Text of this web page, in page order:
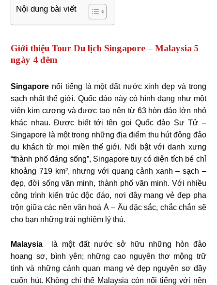
Nội dung bài viết
Giới thiệu Tour Du lịch Singapore – Malaysia 5
ngày 4 đêm
Singapore nổi tiếng là một đất nước xinh đẹp và trong
sạch nhất thế giới. Quốc đảo này có hình dạng như một
viên kim cương và được tạo nên từ 63 hòn đảo lớn nhỏ
khác nhau. Được biết tới tên gọi Quốc đảo Sư Tử –
Singapore là một trong những địa điểm thu hút đông đảo
du khách từ mọi miền thế giới. Nổi bật với danh xưng
“thành phố đáng sống”, Singapore tuy có diện tích bé chỉ
khoảng 719 km², nhưng với quang cảnh xanh – sạch –
đẹp, đời sống văn minh, thành phố văn minh. Với nhiều
công trình kiến trúc độc đáo, nơi đây mang vẻ đẹp pha
trộn giữa các nền văn hoá Á – Âu đặc sắc, chắc chắn sẽ
cho bạn những trải nghiệm lý thú.
Malaysia
là một đất nước sở hữu những hòn đảo
hoang sơ, bình yên; những cao nguyên thơ mộng trữ
tình và những cảnh quan mang vẻ đẹp nguyên sơ đầy
cuốn hút. Không chỉ thế Malaysia còn nổi tiếng với nền